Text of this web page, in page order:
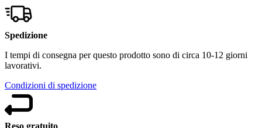
Spedizione
I tempi di consegna per questo prodotto sono di circa 10-12 giorni
lavorativi.
Condizioni di spedizione
Reso gratuito